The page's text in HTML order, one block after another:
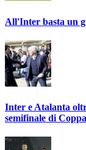
All'Inter basta un
Inter e Atalanta
semifinale di